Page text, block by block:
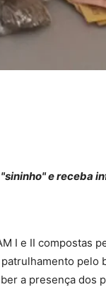
e receba
I e II compostas
pelo
a presença dos